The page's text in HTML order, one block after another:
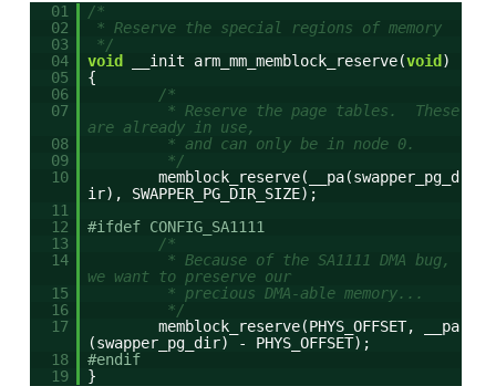
01
/*
02
* Reserve the special regions of memory
03
*/
04
void __init arm_mm_memblock_reserve(void )
05
{
06
/*
07
* Reserve the page tables. These
are already in use,
08
* and can only be in node 0.
09
*/
10
memblock_reserve(__pa(swapper_pg_d
ir), SWAPPER_PG_DIR_SIZE);
11
12
#ifdef CONFIG_SA1111
13
/*
14
* Because of the SA1111 DMA bug,
we want to preserve our
15
* precious DMA-able memory...
16
*/
17
memblock_reserve(PHYS_OFFSET, __pa
(swapper_pg_dir) - PHYS_OFFSET);
18
#endif
19
}